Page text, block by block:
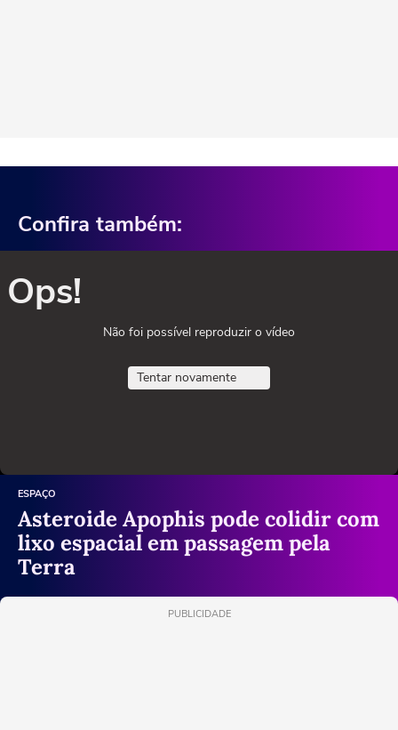
Confira também:
Ops!
Não foi possível reproduzir o vídeo
Tentar novamente
ESPAÇO
Asteroide Apophis pode colidir com
lixo espacial em passagem pela
Terra
PUBLICIDADE